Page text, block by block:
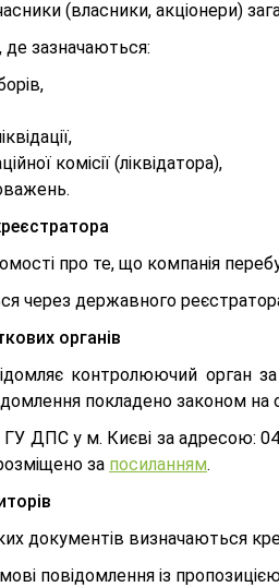
(власники, акціонери)
де зазначаються:
комісії (ліквідатора),
про те, що компанія
через державного
органів
контролюючий орган
покладено законом на
ДПС у м. Києві за адресою:
за посиланням.
документів визначаються
повідомлення із